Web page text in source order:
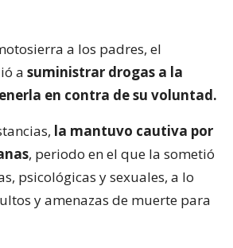
a los padres, el
a suministrar drogas a la
en contra de su voluntad.
la mantuvo cautiva por
, periodo en el que la sometió
psicológicas y sexuales, a lo
y amenazas de muerte para